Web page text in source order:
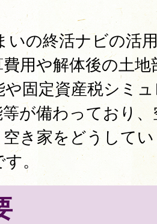
いの終活ナビの活
用や解体後の土
固定資産税シミ
が備わっており
き家をどうして
。